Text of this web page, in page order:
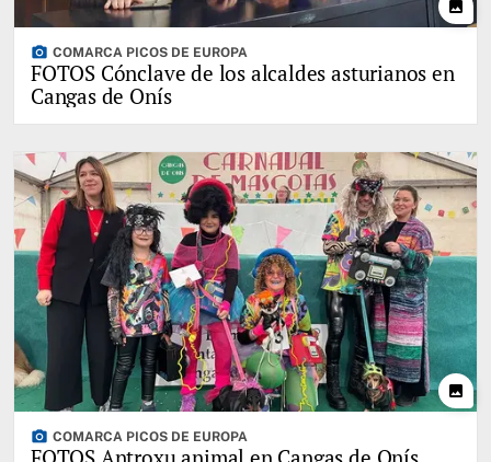
photo
photo_camera COMARCA PICOS DE EUROPA
FOTOS Cónclave de los alcaldes asturianos en
Cangas de Onís
photo
photo_camera COMARCA PICOS DE EUROPA